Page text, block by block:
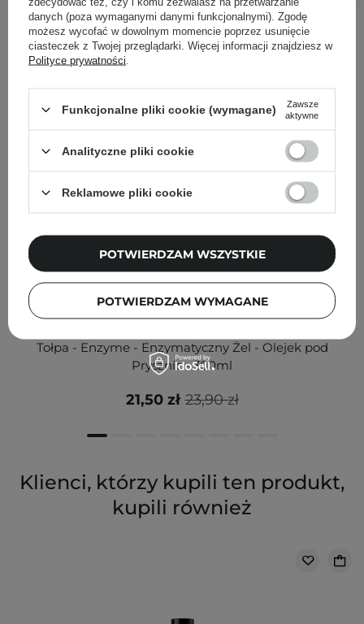
Inni klienci sprawdzali również
PROMOCJA
Tołpa - Enzyme - Enzymatyczny Żel - Olejek pod
Prysznic - 300ml
23,90 zł
21,50 zł
Klienci, którzy kupili ten produkt,
kupili również
danych (poza wymaganymi danymi funkcjonalnymi). Zgodę
możesz wycofać w dowolnym momencie poprzez usunięcie
ciasteczek z Twojej przeglądarki. Więcej informacji znajdziesz w
Polityce prywatności
Funkcjonalne pliki cookie (wymagane)
Zawsze
aktywne
Analityczne pliki cookie
Reklamowe pliki cookie
POTWIERDZAM WYMAGANE
POTWIERDZAM WSZYSTKIE